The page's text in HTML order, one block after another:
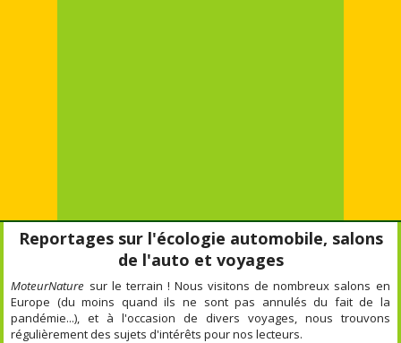
Reportages sur l'écologie automobile, salons
de l'auto et voyages
MoteurNature sur le terrain ! Nous visitons de nombreux salons en
Europe (du moins quand ils ne sont pas annulés du fait de la
pandémie...), et à l'occasion de divers voyages, nous trouvons
régulièrement des sujets d'intérêts pour nos lecteurs.